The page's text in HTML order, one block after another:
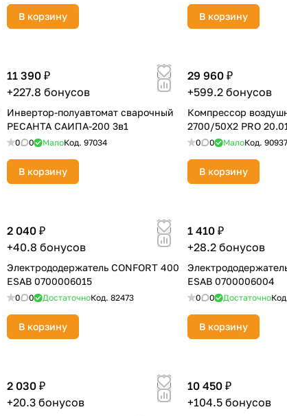
В корзину В корзину
11 390 ₽
+227.8 бонусов
Инвертор-полуавтомат сварочный
РЕСАНТА САИПА-200 3в1
0 0 МалоКод. 97034
В корзину
29 960 ₽
+599.2 бонусов
Компрессор
2700/50X2 PRO
0 0 МалоКод. 90937
В корзину
2 040 ₽
+40.8 бонусов
Электрододержатель CONFORT 400
ESAB 0700006015
0 0 ДостаточноКод. 82473
В корзину
1 410 ₽
+28.2 бонусов
ESAB 0700006004
0 0 Достаточно
В корзину
2 030 ₽
+20.3 бонусов
10 450 ₽
+104.5 бонусов
об оплате Плайтом
раз в 2
Остались вопросы?
8 800 302-02-51
plait.ru